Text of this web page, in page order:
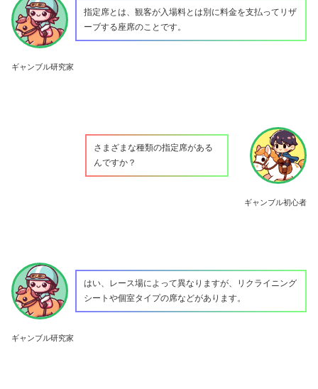
ギャンブル研究家
指定席とは、観客が入場料とは別に料金を支払ってリザ
ーブする座席のことです。
ギャンブル初心者
さまざまな種類の指定席がある
んですか？
ギャンブル研究家
はい、レース場によって異なりますが、リクライニング
シートや個室タイプの席などがあります。